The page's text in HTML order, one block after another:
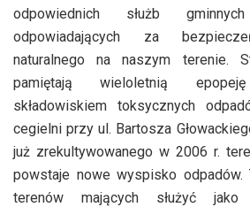
odpowiednich służb
odpowiadających za
naturalnego na naszym terenie.
pamiętają wieloletnią
składowiskiem toksycznych
cegielni przy ul. Bartosza
już zrekultywowanego w 2006 r.
powstaje nowe wyspisko
terenów mających służyć jako